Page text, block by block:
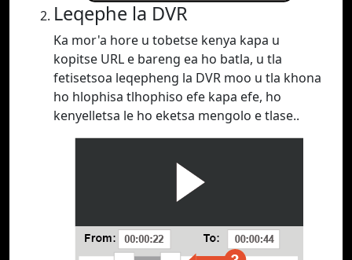
Leqephe la DVR
Ka mor'a hore u tobetse kenya kapa u
kopitse URL e bareng ea ho batla, u tla
fetisetsoa leqepheng la DVR moo u tla khona
ho hlophisa tlhophiso efe kapa efe, ho
kenyelletsa le ho eketsa mengolo e tlase..